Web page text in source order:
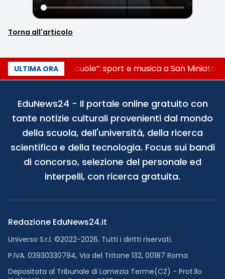
Torna all'articolo
ULTIMA ORA
“Noi siamo le Scuole”: sport e musica a San Miniato,
EduNews24 - Il portale online gratuito con
tante notizie culturali provenienti dal mondo
della scuola, dell'università, della ricerca
scientifica e della tecnologia. Focus sui bandi
di concorso, selezione del personale ed
interpelli, con ricerca gratuita.
Redazione EduNews24.it
Universo S.r.l. ©2022-2026. Tutti i diritti riservati.
P.IVA. 03930330794, Via del Tritone 132, 00187 Roma
Depositata al Tribunale di Lamezia Terme(CZ) - Prot.llo